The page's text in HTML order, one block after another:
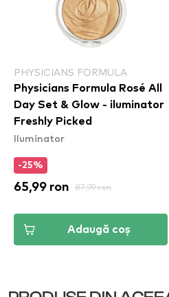
PHYSICIANS FORMULA
Physicians Formula Rosé All
Day Set & Glow - iluminator
Freshly Picked
Iluminator
-25%
65,99 ron 87,99 ron
Adaugă coș